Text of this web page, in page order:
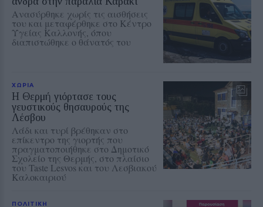
Ανασύρθηκε χωρίς τις αισθήσεις
του και μεταφέρθηκε στο Κέντρο
Υγείας Καλλονής, όπου
διαπιστώθηκε ο θάνατός του
ΧΩΡΙΑ
Η Θερμή γιόρτασε τους
γευστικούς θησαυρούς της
Λέσβου
Λάδι και τυρί βρέθηκαν στο
επίκεντρο της γιορτής που
πραγματοποιήθηκε στο Δημοτικό
Σχολείο της Θερμής, στο πλαίσιο
του Taste Lesvos και του Λεσβιακού
Καλοκαιριού
ΠΟΛΙΤΙΚΗ